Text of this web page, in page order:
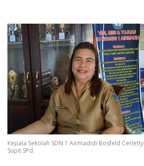
Kepala Sekolah SDN 1 Airmadidi Bosfeld Cerletty
Supit SPd